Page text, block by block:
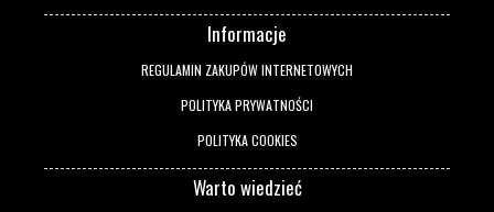
Informacje
REGULAMIN ZAKUPÓW INTERNETOWYCH
POLITYKA PRYWATNOŚCI
POLITYKA COOKIES
Warto wiedzieć